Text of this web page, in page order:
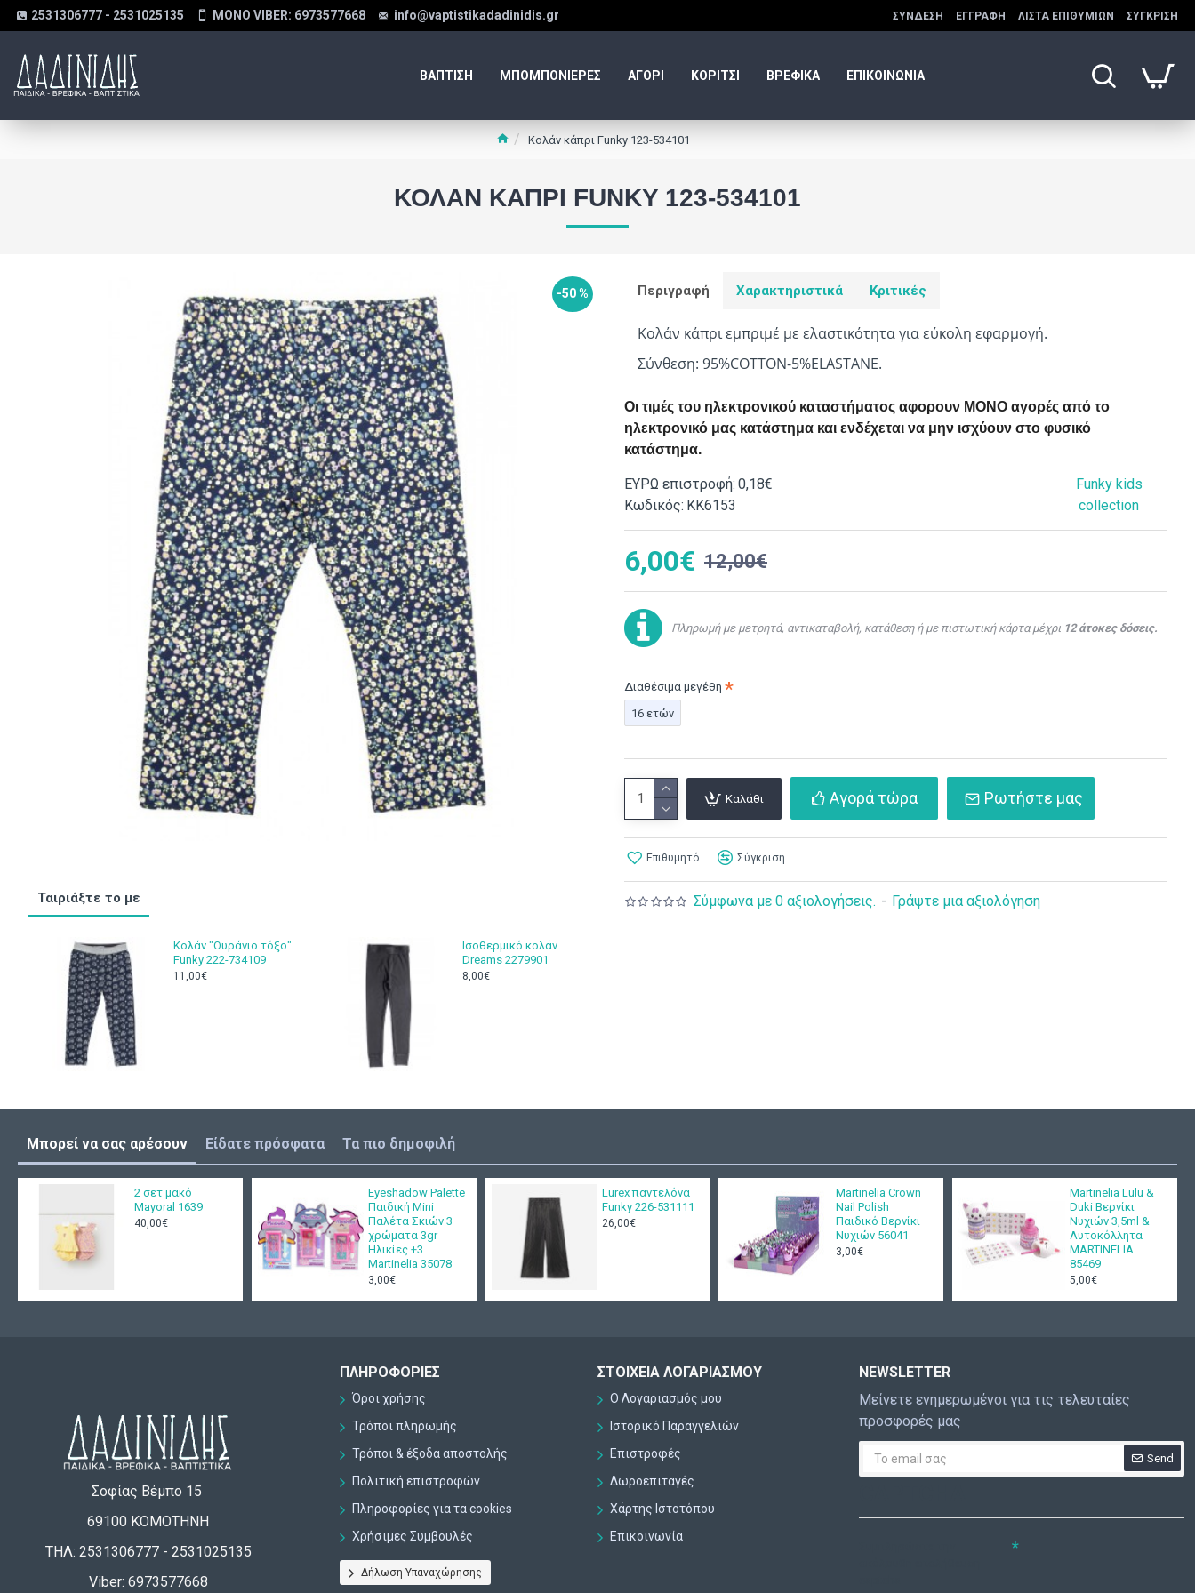
2531306777 - 2531025135 MONO VIBER: 6973577668 info@vaptistikadadinidis.gr ΣΎΝΔΕΣΗ ΕΓΓΡΑΦΉ ΛΊΣΤΑ ΕΠΙΘΥΜΙΏΝ ΣΎΓΚΡΙΣΗ
ΒΑΠΤΙΣΗ ΜΠΟΜΠΟΝΙΕΡΕΣ ΑΓΟΡΙ ΚΟΡΙΤΣΙ ΒΡΕΦΙΚΑ ΕΠΙΚΟΙΝΩΝΙΑ
Κολάν κάπρι Funky 123-534101
ΚΟΛΆΝ ΚΆΠΡΙ FUNKY 123-534101
-50 %
Ταιριάξτε το με
Κολάν "Ουράνιο τόξο"
Funky 222-734109
11,00€
Ισοθερμικό κολάν
Dreams 2279901
8,00€
Περιγραφή Χαρακτηριστικά Κριτικές
Κολάν κάπρι εμπριμέ με ελαστικότητα για εύκολη εφαρμογή.
Σύνθεση: 95%COTTON-5%ELASTANE.
Οι τιμές του ηλεκτρονικού καταστήματος αφορουν ΜΟΝΟ αγορές από το
ηλεκτρονικό μας κατάστημα και ενδέχεται να μην ισχύουν στο φυσικό
κατάστημα.
ΕΥΡΩ επιστροφή: 0,18€
Κωδικός: ΚΚ6153
Funky kids
collection
Σύμφωνα με 0 αξιολογήσεις. - Γράψτε μια αξιολόγηση
6,00€ 12,00€
Διαθέσιμα μεγέθη
16 ετών
Καλάθι Αγορά τώρα Ρωτήστε μας
Επιθυμητό Σύγκριση
Πληρωμή με μετρητά, αντικαταβολή, κατάθεση ή με πιστωτική κάρτα μέχρι 12 άτοκες δόσεις.
Μπορεί να σας αρέσουν Είδατε πρόσφατα Τα πιο δημοφιλή
2 σετ μακό
Mayoral 1639
40,00€
Eyeshadow Palette
Παιδική Mini
Παλέτα Σκιών 3
χρώματα 3gr
Ηλικίες +3
Martinelia 35078
3,00€
Lurex παντελόνα
Funky 226-531111
26,00€
Martinelia Crown
Nail Polish
Παιδικό Βερνίκι
Νυχιών 56041
3,00€
Martinelia Lulu &
Duki Βερνίκι
Νυχιών 3,5ml &
Αυτοκόλλητα
MARTINELIA
85469
5,00€
Σοφίας Βέμπο 15
69100 ΚΟΜΟΤΗΝΗ
ΤΗΛ: 2531306777 - 2531025135
Viber: 6973577668
ΠΛΗΡΟΦΟΡΊΕΣ
Όροι χρήσης
Τρόποι πληρωμής
Τρόποι & έξοδα αποστολής
Πολιτική επιστροφών
Πληροφορίες για τα cookies
Χρήσιμες Συμβουλές
Δήλωση Υπαναχώρησης
ΣΤΟΙΧΕΊΑ ΛΟΓΑΡΙΑΣΜΟΎ
Ο Λογαριασμός μου
Ιστορικό Παραγγελιών
Επιστροφές
Δωροεπιταγές
Χάρτης Ιστοτόπου
Επικοινωνία
NEWSLETTER
Μείνετε ενημερωμένοι για τις τελευταίες
προσφορές μας
Send